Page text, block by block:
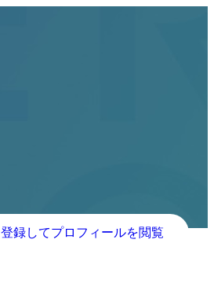
登録してプロフィールを閲覧